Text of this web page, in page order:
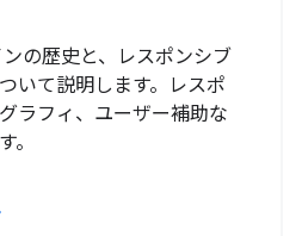
の歴史と、レスポンシブ
いて説明します。レスポ
ラフィ、ユーザー補助な
。